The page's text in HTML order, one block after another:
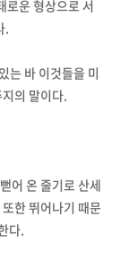
로운 형상으로 서
.
는 바 이것들을 미
의 말이다.
어 온 줄기로 산세
한 뛰어나기 때문
다.